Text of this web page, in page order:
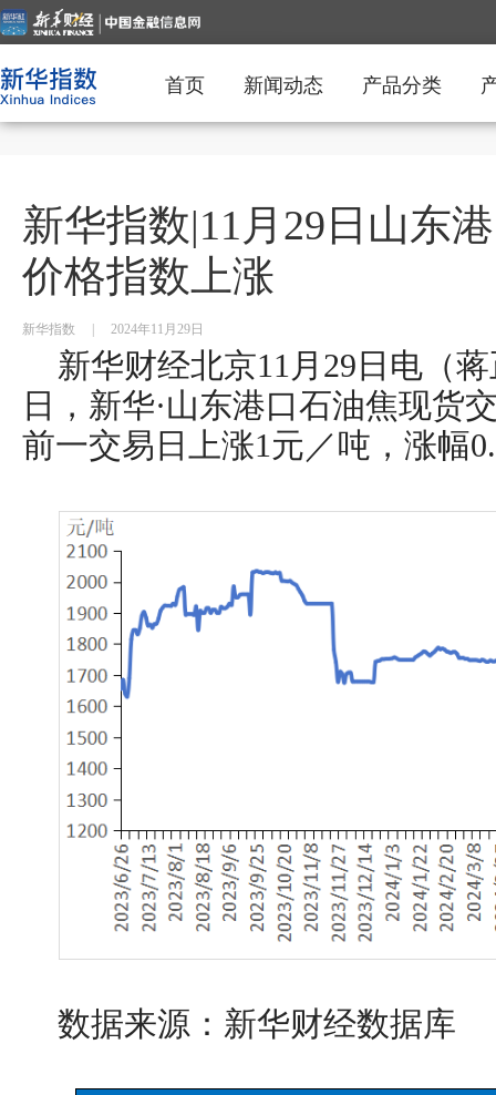
首页 新闻动态 产品分类
新华指数|11月29日山东
价格指数上涨
新华指数 2024年11月29日
新华财经北京11月29日电（
日，新华·山东港口石油焦现货
前一交易日上涨1元／吨，涨幅
数据来源：新华财经数据库